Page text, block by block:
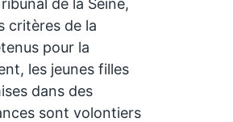
critères de la
pour la
les jeunes filles
dans des
sont volontiers